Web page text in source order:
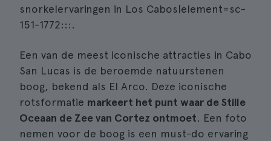
snorkelervaringen in Los Cabos|element=sc-
151-1772:::.
Een van de meest iconische attracties in Cabo
San Lucas is de beroemde natuurstenen
boog, bekend als El Arco. Deze iconische
rotsformatie markeert het punt waar de Stille
Oceaan de Zee van Cortez ontmoet. Een foto
nemen voor de boog is een must-do ervaring